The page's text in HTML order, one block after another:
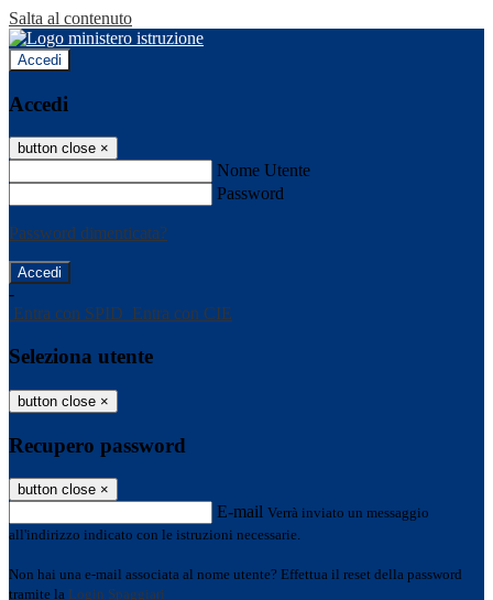
Salta al contenuto
Accedi
Accedi
button close ×
Nome Utente
Password
Password dimenticata?
-
Entra con SPID Entra con CIE
Seleziona utente
button close ×
Recupero password
button close ×
E-mail Verrà inviato un messaggio
all'indirizzo indicato con le istruzioni necessarie.
Non hai una e-mail associata al nome utente? Effettua il reset della password
tramite la Login Spaggiari